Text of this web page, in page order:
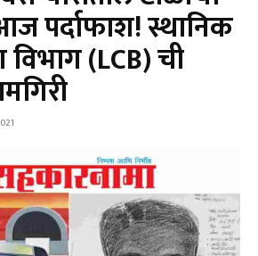
पर्दाफाश! स्थानिक
(LCB) ची